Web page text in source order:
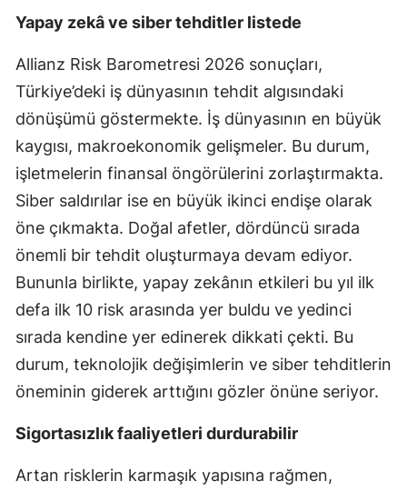
Manisa
Kahramanmaraş
Mardin
Muğla
Muş
Nevşehir
Niğde
Ordu
Sakarya
Samsun
Siirt
Sinop
Yapay zekâ ve siber tehditler listede
Allianz Risk Barometresi 2026 sonuçları,
Türkiye’deki iş dünyasının tehdit algısındaki
dönüşümü göstermekte. İş dünyasının en büyük
kaygısı, makroekonomik gelişmeler. Bu durum,
işletmelerin finansal öngörülerini zorlaştırmakta.
Siber saldırılar ise en büyük ikinci endişe olarak
öne çıkmakta. Doğal afetler, dördüncü sırada
önemli bir tehdit oluşturmaya devam ediyor.
Bununla birlikte, yapay zekânın etkileri bu yıl ilk
defa ilk 10 risk arasında yer buldu ve yedinci
sırada kendine yer edinerek dikkati çekti. Bu
durum, teknolojik değişimlerin ve siber tehditlerin
öneminin giderek arttığını gözler önüne seriyor.
Sigortasızlık faaliyetleri durdurabilir
Artan risklerin karmaşık yapısına rağmen,